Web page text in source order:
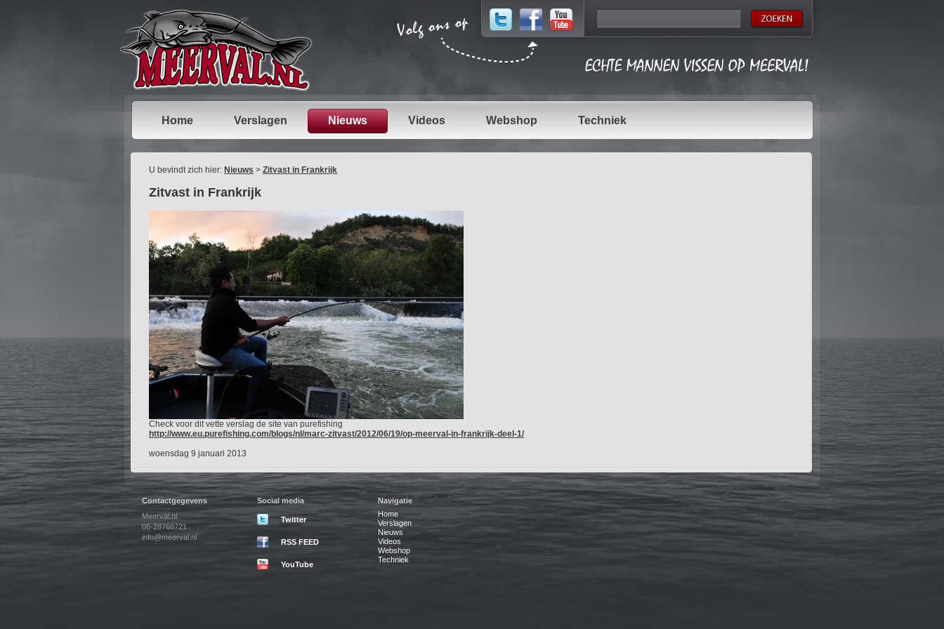
Home Verslagen Nieuws Videos Webshop Techniek
U bevindt zich hier: Nieuws > Zitvast in Frankrijk
Zitvast in Frankrijk
Check voor dit vette verslag de site van purefishing
http://www.eu.purefishing.com/blogs/nl/marc-zitvast/2012/06/19/op-meerval-in-frankrijk-deel-1/
woensdag 9 januari 2013
Contactgegevens
Meerval.nl
06-28768721
info@meerval.nl
Social media
Twitter
RSS FEED
YouTube
Navigatie
Home
Verslagen
Nieuws
Videos
Webshop
Techniek